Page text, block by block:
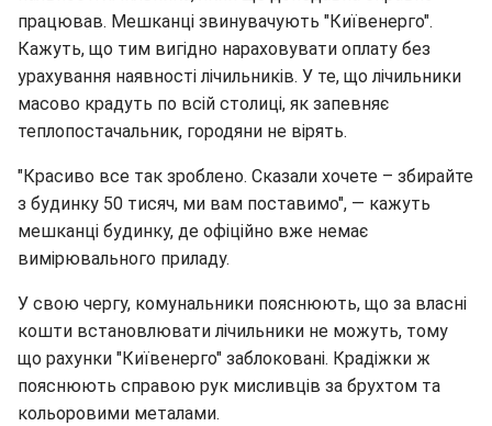
працював. Мешканці звинувачують "Київенерго".
Кажуть, що тим вигідно нараховувати оплату без
урахування наявності лічильників. У те, що лічильники
масово крадуть по всій столиці, як запевняє
теплопостачальник, городяни не вірять.
"Красиво все так зроблено. Сказали хочете – збирайте
з будинку 50 тисяч, ми вам поставимо", — кажуть
мешканці будинку, де офіційно вже немає
вимірювального приладу.
У свою чергу, комунальники пояснюють, що за власні
кошти встановлювати лічильники не можуть, тому
що рахунки "Київенерго" заблоковані. Крадіжки ж
пояснюють справою рук мисливців за брухтом та
кольоровими металами.